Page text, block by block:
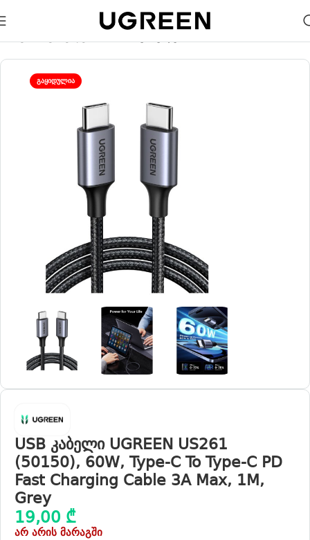
ზე შეკვეთაზე)
ᲒᲐᲧᲘᲓᲣᲚᲘᲐ
USB კაბელი UGREEN US261
(50150), 60W, Type-C To Type-C PD
Fast Charging Cable 3A Max, 1M,
Grey
19,00 ₾
არ არის მარაგში